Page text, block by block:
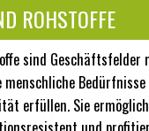
ROHSTOFFE
sind
erfüllen. Sie